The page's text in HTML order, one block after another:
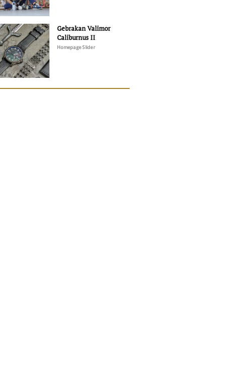
Gebrakan Valimor
Caliburnus II
Homepage Slider